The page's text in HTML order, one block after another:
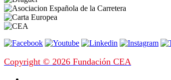
Copyright © 2026 Fundación CEA